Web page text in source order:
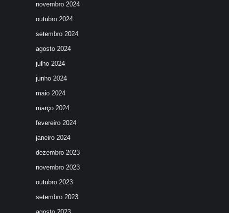
novembro 2024
outubro 2024
setembro 2024
agosto 2024
julho 2024
junho 2024
maio 2024
março 2024
fevereiro 2024
janeiro 2024
dezembro 2023
novembro 2023
outubro 2023
setembro 2023